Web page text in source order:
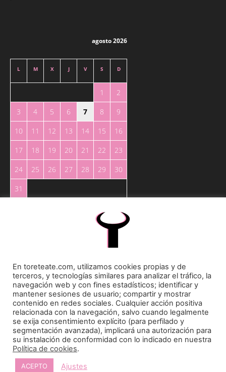
agosto 2026
L M X J V S D
1
2
3
4 5 6 7 8
9
10
11 12 13 14 15
16
17
18 19 20 21 22
23
24
25 26 27 28 29
30
31
Toreteate Ⓒ 2023. Todos los derechos reservados
Diseñado porWelow Marketing
Prohibida la reproducción y utilización total o parcial, por cualquier medio, sin autorización
expresa por escrito.
En toreteate.com, utilizamos cookies propias y de
terceros, y tecnologías similares para analizar el tráfico, la
navegación web y con fines estadísticos; identificar y
mantener sesiones de usuario; compartir y mostrar
contenido en redes sociales. Cualquier acción positiva
relacionada con la navegación, salvo cuando legalmente
se exija consentimiento explícito (para perfilado y
segmentación avanzada), implicará una autorización para
su instalación de conformidad con lo indicado en nuestra
Política de cookies.
ACEPTO Ajustes